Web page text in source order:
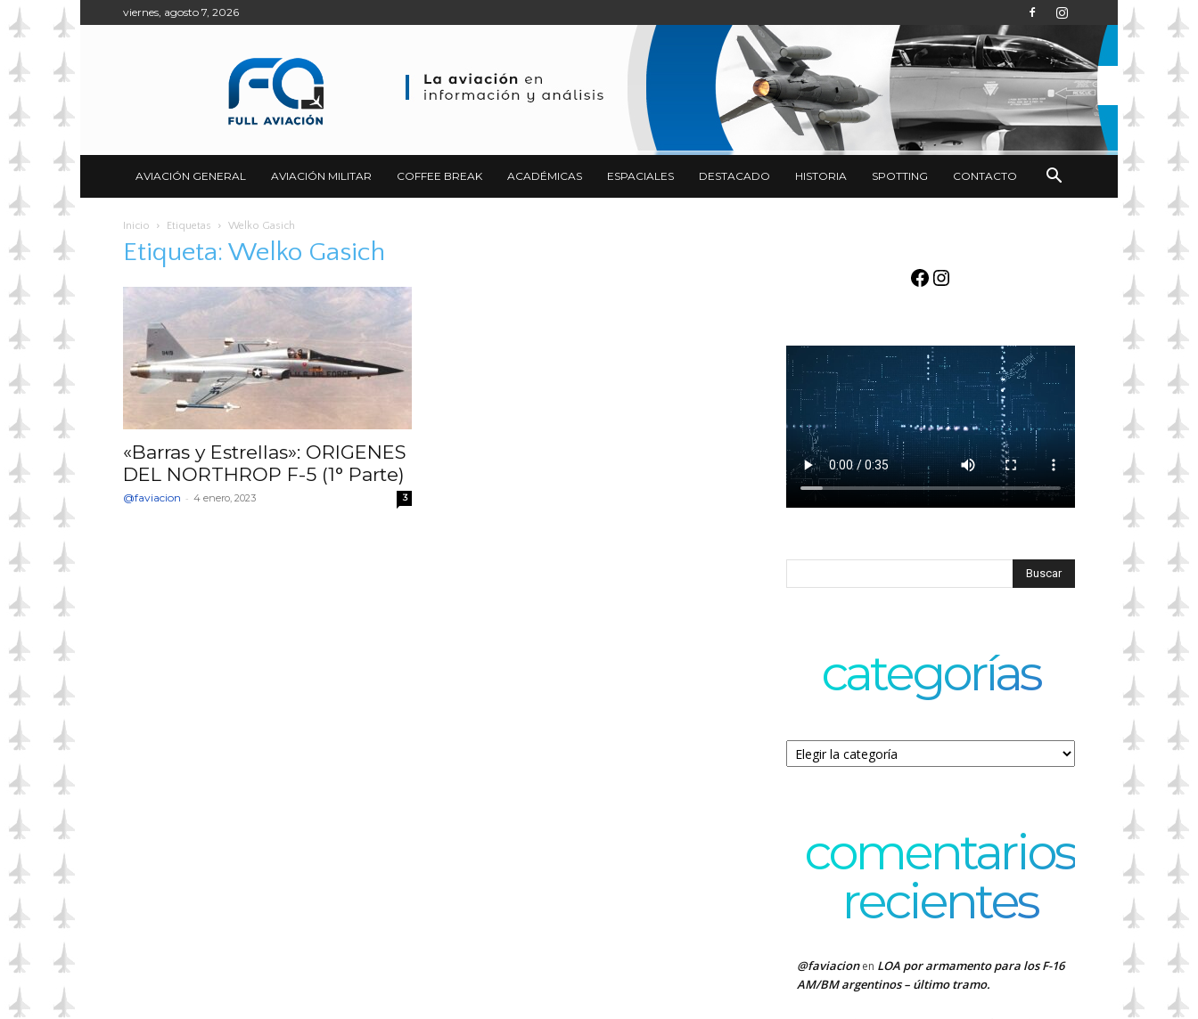
viernes, agosto 7, 2026
AVIACIÓN GENERAL AVIACIÓN MILITAR COFFEE BREAK ACADÉMICAS ESPACIALES DESTACADO HISTORIA SPOTTING CONTACTO
Inicio Etiquetas Welko Gasich
Etiqueta: Welko Gasich
«Barras y Estrellas»: ORIGENES
DEL NORTHROP F-5 (1° Parte)
@faviacion - 4 enero, 2023 3
Facebook
Instagram
categorías
Categorías
comentarios
recientes
@faviacionen LOA por armamento para los F-16
AM/BM argentinos – último tramo.